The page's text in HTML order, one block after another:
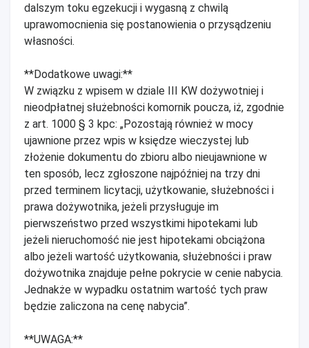
dalszym toku egzekucji i wygasną z chwilą
uprawomocnienia się postanowienia o przysądzeniu
własności.
**Dodatkowe uwagi:**
W związku z wpisem w dziale III KW dożywotniej i
nieodpłatnej służebności komornik poucza, iż, zgodnie
z art. 1000 § 3 kpc: „Pozostają również w mocy
ujawnione przez wpis w księdze wieczystej lub
złożenie dokumentu do zbioru albo nieujawnione w
ten sposób, lecz zgłoszone najpóźniej na trzy dni
przed terminem licytacji, użytkowanie, służebności i
prawa dożywotnika, jeżeli przysługuje im
pierwszeństwo przed wszystkimi hipotekami lub
jeżeli nieruchomość nie jest hipotekami obciążona
albo jeżeli wartość użytkowania, służebności i praw
dożywotnika znajduje pełne pokrycie w cenie nabycia.
Jednakże w wypadku ostatnim wartość tych praw
będzie zaliczona na cenę nabycia”.
**UWAGA:**